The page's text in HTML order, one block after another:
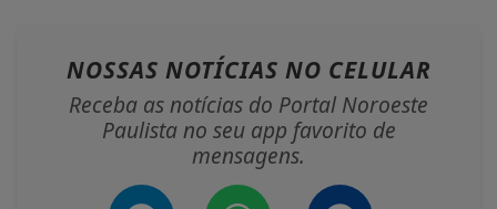
NOSSAS NOTÍCIAS NO CELULAR
Receba as notícias do Portal Noroeste
Paulista no seu app favorito de
mensagens.